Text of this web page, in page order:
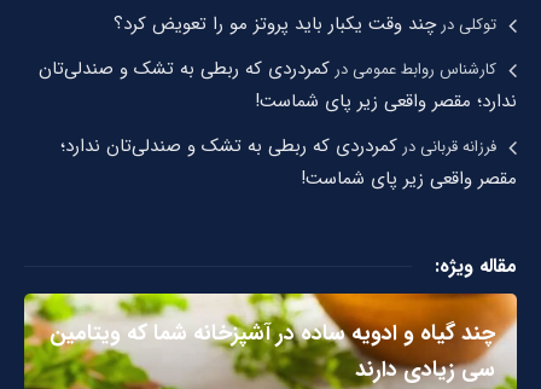
توکلیدرچند وقت یکبار باید پروتز مو را تعویض کرد؟
کارشناس روابط عمومیدر کمردردی که ربطی به تشک و صندلی‌تان
ندارد؛ مقصر واقعی زیر پای شماست!
فرزانه قربانیدر کمردردی که ربطی به تشک و صندلی‌تان ندارد؛
مقصر واقعی زیر پای شماست!
مقاله ویژه:
چند گیاه و ادویه ساده در آشپزخانه شما که ویتامین
سی زیادی دارند